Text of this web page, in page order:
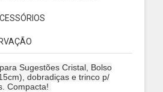
Sugestões Cristal, Bolso
dobradiças e trinco p/
Compacta!